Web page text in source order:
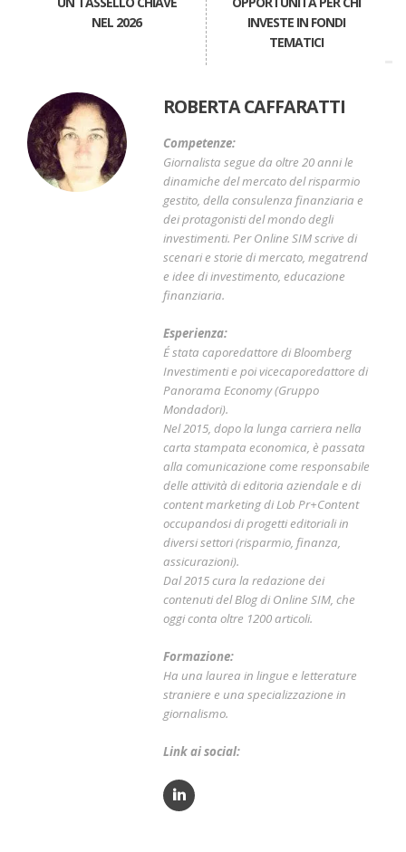
NEL 2026
INVESTE IN FONDI
TEMATICI
ROBERTA CAFFARATTI
Competenze:
Giornalista segue da oltre 20 anni le
dinamiche del mercato del risparmio
gestito, della consulenza finanziaria e
dei protagonisti del mondo degli
investimenti. Per Online SIM scrive di
scenari e storie di mercato, megatrend
e idee di investimento, educazione
finanziaria.
Esperienza:
É stata caporedattore di Bloomberg
Investimenti e poi vicecaporedattore di
Panorama Economy (Gruppo
Mondadori).
Nel 2015, dopo la lunga carriera nella
carta stampata economica, è passata
alla comunicazione come responsabile
delle attività di editoria aziendale e di
content marketing di Lob Pr+Content
occupandosi di progetti editoriali in
diversi settori (risparmio, finanza,
assicurazioni).
Dal 2015 cura la redazione dei
contenuti del Blog di Online SIM, che
oggi conta oltre 1200 articoli.
Formazione:
Ha una laurea in lingue e letterature
straniere e una specializzazione in
giornalismo.
Link ai social: